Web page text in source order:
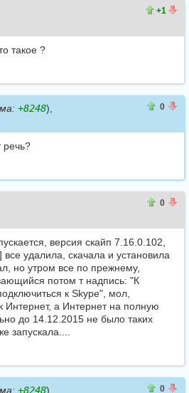
+1
такое ?
0
+8248),
0
версия скайп 7.16.0.102,
все удалила, скачала и установила
но утром все по прежнему,
потом т надпись: "К
к Skype", мол,
Интернет, а Интернет на полную
до 14.12.2015 не было таких
запускала....
0
+8248),